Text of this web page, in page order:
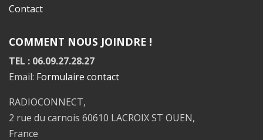
Contact
COMMENT NOUS JOINDRE !
TEL : 06.09.27.28.27
Email: Formulaire contact
RADIOCONNECT,
2 rue du carnois 60610 LACROIX ST OUEN,
France